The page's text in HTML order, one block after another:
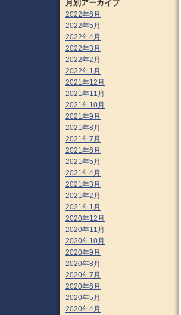
月別アーカイブ
2022年6月
2022年5月
2022年4月
2022年3月
2022年2月
2022年1月
2021年12月
2021年11月
2021年10月
2021年9月
2021年8月
2021年7月
2021年6月
2021年5月
2021年4月
2021年3月
2021年2月
2021年1月
2020年12月
2020年11月
2020年10月
2020年9月
2020年8月
2020年7月
2020年6月
2020年5月
2020年4月